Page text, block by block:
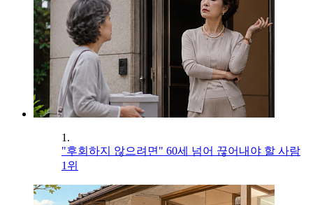
1.
"후회하지 않으려면" 60세 넘어 끊어내야 할 사람
1위